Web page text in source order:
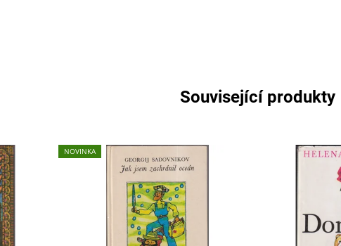
Související produkty
NOVINKA